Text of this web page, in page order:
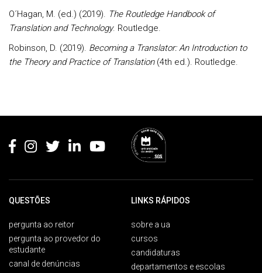
O´Hagan, M. (ed.) (2019). The Routledge Handbook of
Translation and Technology. Routledge.
Robinson, D. (2019). Becoming a Translator: An Introduction to
the Theory and Practice of Translation(4th ed.). Routledge.
QUESTÕES
pergunta ao reitor
pergunta ao provedor do
estudante
canal de denúncias
LINKS RÁPIDOS
sobre a ua
cursos
candidaturas
departamentos e escolas